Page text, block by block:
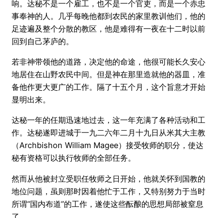
响。达秘不是一个雇工，也不是一个官吏，而是一个赤忠
事奉神的人。几乎每晚他都到农民的家里教训他们，他的
足迹遍及整个分散的教区，他是难得有一夜在十二时以前
回到自己茅庐的。
若非神带领他的道路，决定他的命途，他很可能长久安心
地居住在山野农民中间。但是神在那里造就他的器皿，准
备他作更大更广的工作。隔了十五个月，这个旨意才开始
显明出来。
达秘一年的任期迅速地过去，这一年充满了各种活动和工
作。达秘遂即进城于一九二六年二月十九日从米其大主教
（Archbishon William Magee）接受牧师的职分，使达
秘有资格可以执行牧师的全部任务。
然而从他被封立受职任牧师之日开始，他就关怀到国教的
地位问题，虽则那时因着他忙于工作，又特别努力于当时
所谓“国内布道”的工作，遂使这些酝酿的思想局部被窒息